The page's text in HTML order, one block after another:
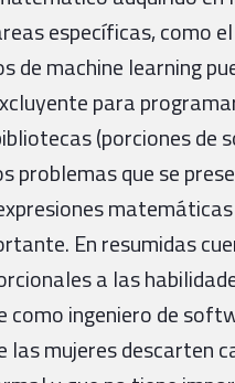
específicas, como
machine learning
para
(porciones de
problemas que se
En resumidas
a las
como ingeniero de
las mujeres descarten